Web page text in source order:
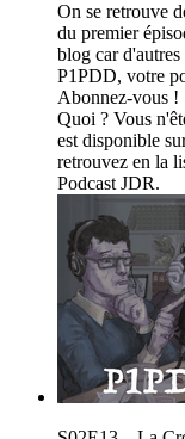
On se retrouve
du premier
blog car d'autres
P1PDD, votre
Abonnez-vous !
Quoi ? Vous
est disponible
retrouvez en la
Podcast JDR.